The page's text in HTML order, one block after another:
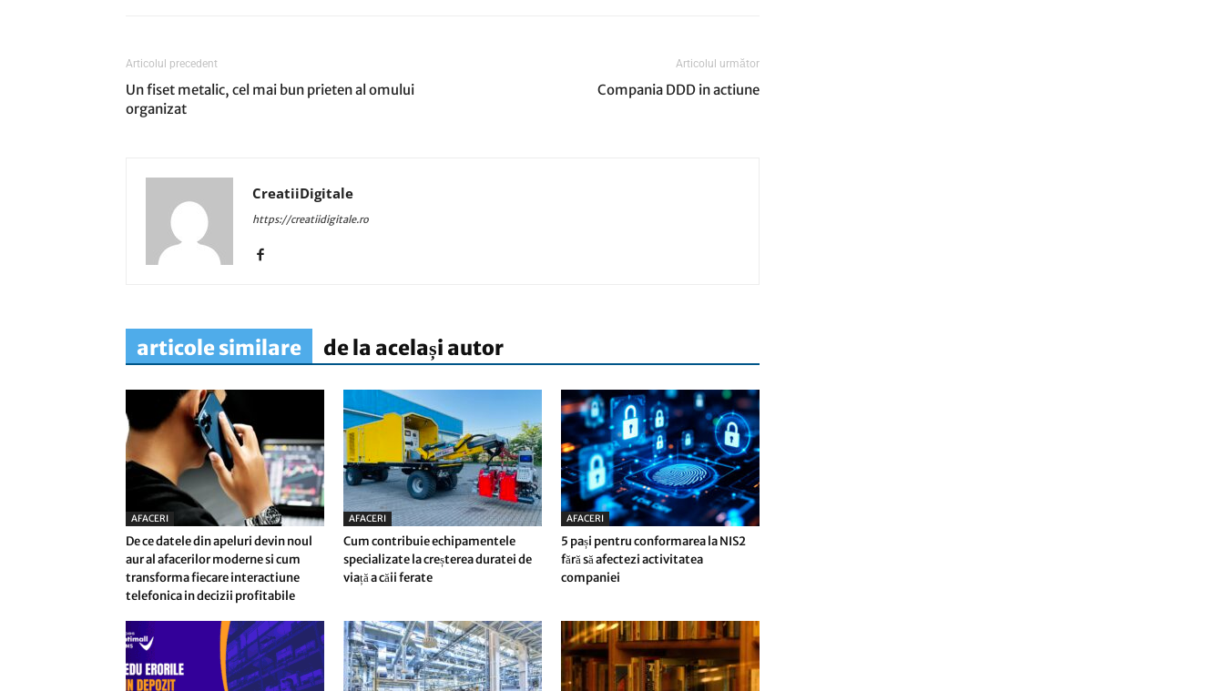
Articolul precedent
Un fiset metalic, cel mai bun prieten al omului
organizat
Articolul următor
Compania DDD in actiune
CreatiiDigitale
https://creatiidigitale.ro
articole similare de la același autor
AFACERI
De ce datele din apeluri devin noul
aur al afacerilor moderne si cum
transforma fiecare interactiune
telefonica in decizii profitabile
AFACERI
Cum contribuie echipamentele
specializate la creșterea duratei de
viață a căii ferate
AFACERI
5 pași pentru conformarea la NIS2
fără să afectezi activitatea
companiei